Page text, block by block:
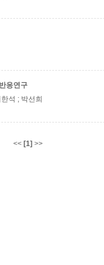
응연구
석 ; 박선희
<< [1] >>